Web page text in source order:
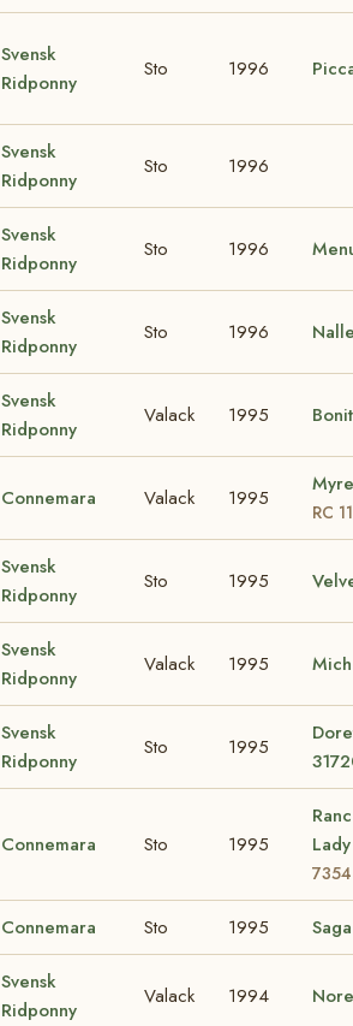
Svensk
Ridponny
Sto 1996
Svensk
Ridponny
Sto 1996
Svensk
Ridponny
Sto 1996
Svensk
Ridponny
Sto 1996
Svensk
Ridponny
Valack 1995
Connemara Valack 1995
RC
Svensk
Ridponny
Sto 1995
Svensk
Ridponny
Valack 1995
Svensk
Ridponny
Sto 1995
Connemara Sto 1995
7354
Connemara Sto 1995
Svensk
Ridponny
Valack 1994